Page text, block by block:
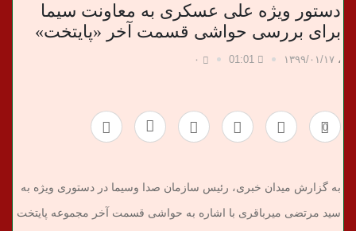
ن
خ
ر
ی
دستور ویژه علی عسکری به معاونت سیما
برای بررسی حواشی قسمت آخر «پایتخت»
، ۱۳۹۹/۰۱/۱۷ 01:01 ۰
0
به گزارش میدان خبری، رئیس سازمان صدا وسیما در دستوری ویژه به
سید مرتضی میرباقری با اشاره به حواشی قسمت آخر مجموعه پایتخت